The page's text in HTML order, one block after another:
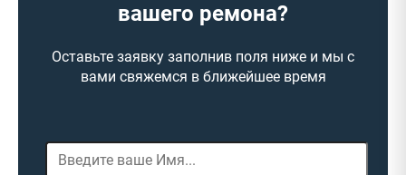
вашего ремона?
Оставьте заявку заполнив поля ниже и мы с
вами свяжемся в ближейшее время